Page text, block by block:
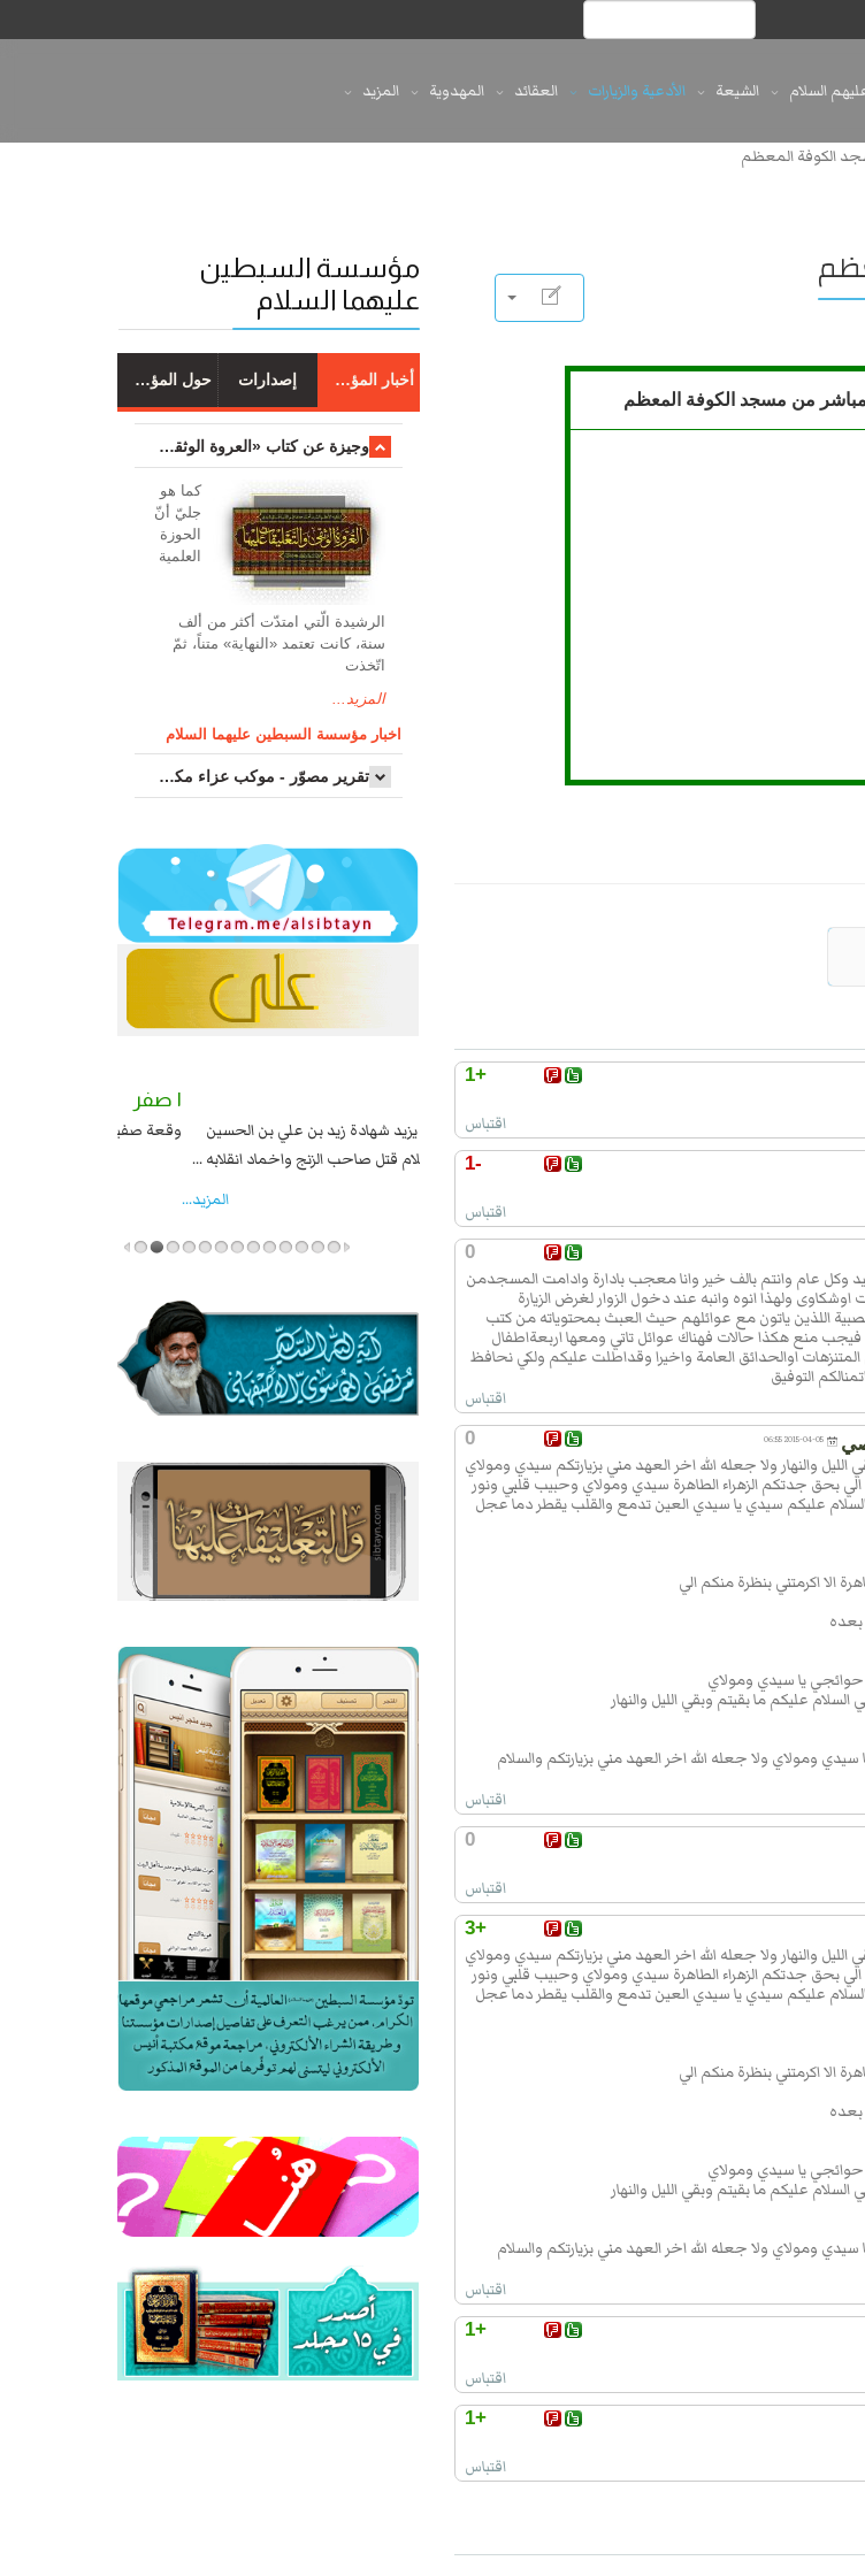
السلام الشيعة الأدعية والزيارات العقائد المهدوية المزيد
الكوفة المعظم
من مسجد الكوفة المعظم
+1
اقتباس
-1
اقتباس
0
وكل عام وانتم بالف خير وانا معجب بادارة وادامت المسجدمن
ولهذا انوه وانبه عند دخول الزوار لغرض الزيارة
اللذين ياتون مع عوائلهم حيث العبث بمحتوياته من كتب
منع هكذا حالات فهناك عوائل تاتي ومعها اربعةاطفال
اوالحدائق العامة واخيرا وقداطلت عليكم ولكي نحافظ
التوفيق
اقتباس
0 2015-04-05 06:55
والنهار ولا جعله الله اخر العهد مني بزيارتكم سيدي ومولاي
بحق جدتكم الزهراء الطاهرة سيدي ومولاي وحبيب قلبي ونور
عليكم سيدي يا سيدي العين تدمع والقلب يقطر دما عجل
الا اكرمتني بنظرة منكم الي
يا سيدي ومولاي
عليكم ما بقيتم وبقي الليل والنهار
ومولاي ولا جعله الله اخر العهد مني بزيارتكم والسلام
اقتباس
0
اقتباس
+3
والنهار ولا جعله الله اخر العهد مني بزيارتكم سيدي ومولاي
بحق جدتكم الزهراء الطاهرة سيدي ومولاي وحبيب قلبي ونور
عليكم سيدي يا سيدي العين تدمع والقلب يقطر دما عجل
الا اكرمتني بنظرة منكم الي
يا سيدي ومولاي
عليكم ما بقيتم وبقي الليل والنهار
ومولاي ولا جعله الله اخر العهد مني بزيارتكم والسلام
اقتباس
+1
اقتباس
+1
اقتباس
مؤسسة السبطين
عليهما السلام
أخبار المؤسسة إصدارات حول المؤسسة
وجیزة عن کتاب «العروة الوثقی والتعلیقات علیها»
کما هو
جليّ أنّ
الحوزة
العلمیة
الرشیدة الّتي امتدّت أكثر من ألف
سنة، كانت تعتمد «النهاية» متناً، ثمّ
اتّخذت
المزيد...
اخبار مؤسسة السبطين عليهما السلام
تقرير مصوّر - موكب عزاء مکتب سماحة اية الله السيد مرتضى الموسوي الاصفهاني في يوم إستشهاد السيدة فاطم...
السبايا عند يزيد شهادة زيد بن علي بن الحسين
عليهما السلام قتل صاحب الزنج واخماد انقلابه ...